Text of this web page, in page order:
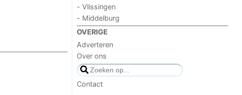
- Vlissingen
- Middelburg
OVERIGE
Adverteren
Over ons
Contact